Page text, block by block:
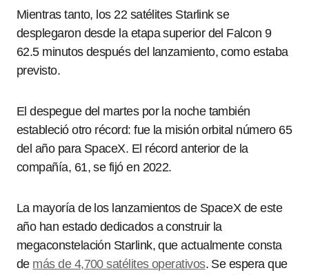
Mientras tanto, los 22 satélites Starlink se
desplegaron desde la etapa superior del Falcon 9
62.5 minutos después del lanzamiento, como estaba
previsto.
El despegue del martes por la noche también
estableció otro récord: fue la misión orbital número 65
del año para SpaceX. El récord anterior de la
compañía, 61, se fijó en 2022.
La mayoría de los lanzamientos de SpaceX de este
año han estado dedicados a construir la
megaconstelación Starlink, que actualmente consta
de más de 4,700 satélites operativos. Se espera que